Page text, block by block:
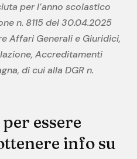
per l’anno scolastico
n. 8115 del 30.04.2025
Affari Generali e Giuridici,
Accreditamenti
di cui alla DGR n.
essere
info su